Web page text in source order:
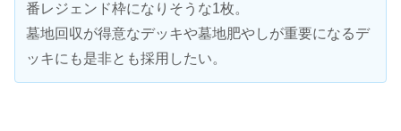
番レジェンド枠になりそうな1枚。
墓地回収が得意なデッキや墓地肥やしが重要になるデ
ッキにも是非とも採用したい。